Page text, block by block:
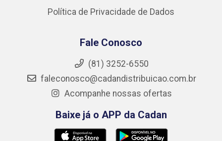
Política de Privacidade de Dados
Fale Conosco
(81) 3252-6550
faleconosco@cadandistribuicao.com.br
Acompanhe nossas ofertas
Baixe já o APP da Cadan